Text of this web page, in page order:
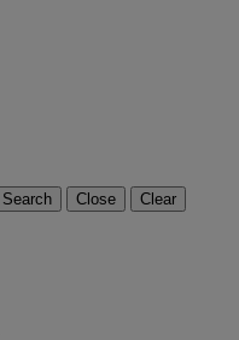
Search Close Clear